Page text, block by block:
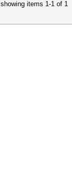
showing items 1-1 of 1